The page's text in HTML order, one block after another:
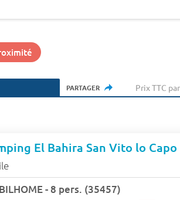
PARTAGER Prix TTC
El Bahira San Vito lo Capo
- 8 pers. (35457)